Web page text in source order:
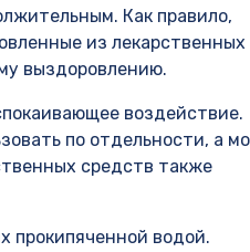
Как правило,
из лекарственных
выздоровлению.
воздействие.
по отдельности, а
средств также
прокипяченной водой.